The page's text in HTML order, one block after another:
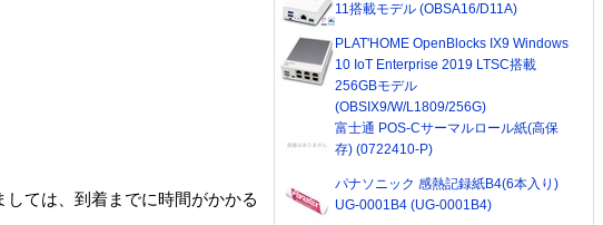
ては、到着までに時間がかかる
11搭載モデル (OBSA16/D11A)
PLAT'HOME OpenBlocks IX9 Windows
10 IoT Enterprise 2019 LTSC搭載
256GBモデル
(OBSIX9/W/L1809/256G)
富士通 POS-Cサーマルロール紙(高保
存) (0722410-P)
パナソニック 感熱記録紙B4(6本入り)
UG-0001B4 (UG-0001B4)